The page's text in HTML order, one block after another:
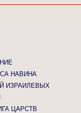
НАВИНА
ИЗРАИЛЕВЫХ
ЦАРСТВ